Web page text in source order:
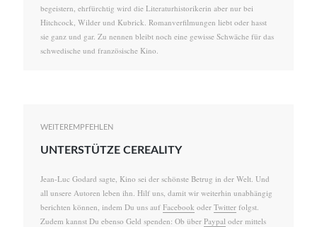
begeistern, ehrfürchtig wird die Literaturhistorikerin aber nur bei
Hitchcock, Wilder und Kubrick. Romanverfilmungen liebt oder hasst
sie ganz und gar. Zu nennen bleibt noch eine gewisse Schwäche für das
schwedische und französische Kino.
WEITEREMPFEHLEN
UNTERSTÜTZE CEREALITY
Jean-Luc Godard sagte, Kino sei der schönste Betrug in der Welt. Und
all unsere Autoren leben ihn. Hilf uns, damit wir weiterhin unabhängig
berichten können, indem Du uns aufFacebook oderTwitter folgst.
Zudem kannst Du ebenso Geld spenden: Ob überPaypal oder mittels